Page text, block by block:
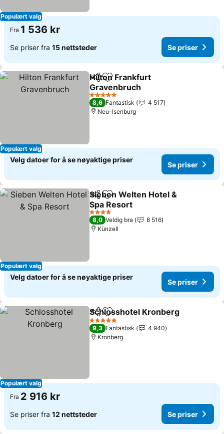
Populært valg
Fra 1 536 kr
Se priser fra 15 nettsteder Se priser
Populært valg
Del Legg til i favoritter
Hilton Frankfurt
Gravenbruch
5 Stjerner
8,6 Fantastisk
4 517
Neu-Isenburg
Velg datoer for å se nøyaktige priser
Se priser
Populært valg
Del Legg til i favoritter
Sieben Welten Hotel &
Spa Resort
4 Stjerner
8,0 Veldig bra
8 516
Künzell
Velg datoer for å se nøyaktige priser
Se priser
Populært valg
Del Legg til i favoritter
Schlosshotel Kronberg
5 Stjerner
9,3 Fantastisk
4 940
Kronberg
Fra 2 916 kr
Se priser fra 12 nettsteder Se priser